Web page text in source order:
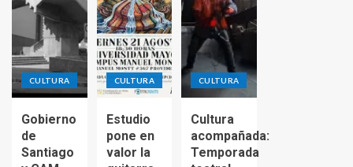
CULTURA
Gobierno
de
Santiago
CULTURA
Estudio
pone en
valor la
CULTURA
Cultura
acompañada:
Temporada